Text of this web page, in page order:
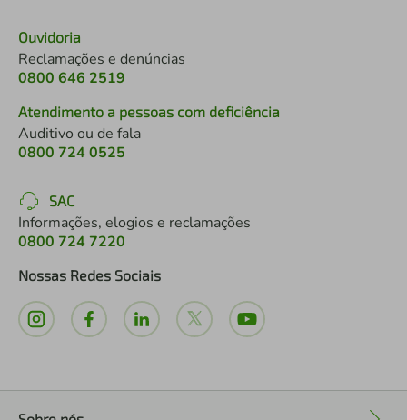
Ouvidoria
Reclamações e denúncias
0800 646 2519
Atendimento a pessoas com deficiência
Auditivo ou de fala
0800 724 0525
SAC
Informações, elogios e reclamações
0800 724 7220
Nossas Redes Sociais